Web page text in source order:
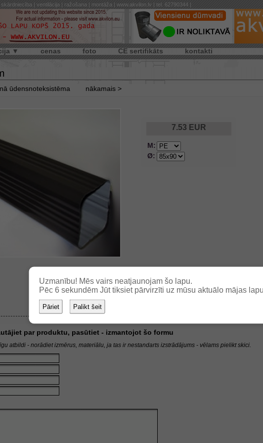
| ventilācija | ražošana | montāža | www.akvilon.lv | tel. 62790344 |
▼ cenas foto CE sertifikāts
kontakti
ūdensnoteksistēma nākamais >
7.53 EUR
M:
Ø:
par produktu, pasūtiet - izmantojot šo formu
atbildi - norādiet izmērus, materiālu, ja tas ir nestandarts izstrādājums - vēlams pielikt skici.
Uzmanību! Mēs vairs neatjaunojam šo lapu.
Pēc 6 sekundēm Jūt tiksiet pārvirzīti uz mūsu aktuālo mājas
Pāriet Palikt šeit